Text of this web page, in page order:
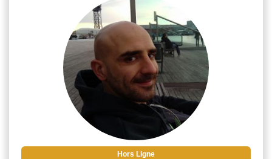
moins de 400 m de la plage, la Résidence
Capu Seninu propose 20 appartements du
studio au T3, entièrement rénovés en 2015.
Hors Ligne